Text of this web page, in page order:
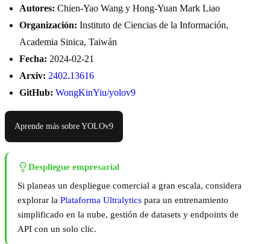
Autores: Chien-Yao Wang y Hong-Yuan Mark Liao
Organización: Instituto de Ciencias de la Información,
Academia Sinica, Taiwán
Fecha: 2024-02-21
Arxiv: 2402.13616
GitHub: WongKinYiu/yolov9
Aprende más sobre YOLOv9
Despliegue empresarial
Si planeas un despliegue comercial a gran escala, considera
explorar la Plataforma Ultralytics para un entrenamiento
simplificado en la nube, gestión de datasets y endpoints de
API con un solo clic.